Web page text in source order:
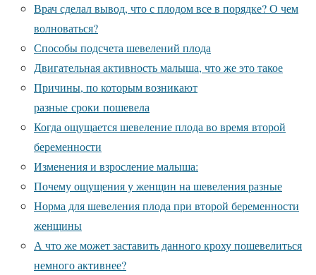
Врач сделал вывод, что с плодом все в порядке? О чем
волноваться?
Способы подсчета шевелений плода
Двигательная активность малыша, что же это такое
Причины, по которым возникают
разные сроки пошевела
Когда ощущается шевеление плода во время второй
беременности
Изменения и взросление малыша:
Почему ощущения у женщин на шевеления разные
Норма для шевеления плода при второй беременности
женщины
А что же может заставить данного кроху пошевелиться
немного активнее?